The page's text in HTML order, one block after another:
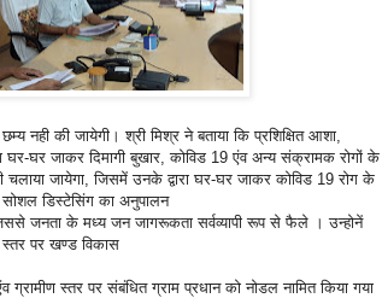
नही की जायेगी। श्री मिश्र ने बताया कि प्रशिक्षित आशा,
घर-घर जाकर दिमागी बुखार, कोविड 19 एंव अन्य संक्रामक रोगों के
जायेगा, जिसमें उनके द्वारा घर-घर जाकर कोविड 19 रोग के
सोशल डिस्टेसिंग का अनुपालन
जनता के मध्य जन जागरूकता सर्वव्यापी रूप से फैले । उन्होनें
पर खण्ड विकास
ग्रामीण स्तर पर संबंधित ग्राम प्रधान को नोडल नामित किया गया